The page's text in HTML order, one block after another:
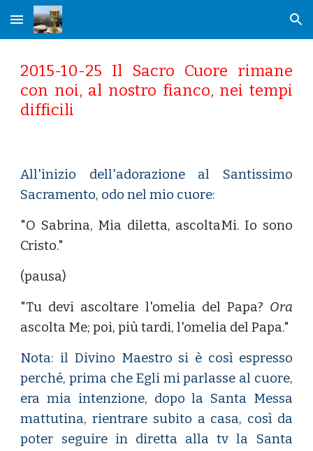
Skip to main content Skip to navigation
2015-10-25 Il Sacro Cuore rimane
con noi, al nostro fianco, nei tempi
difficili
All'inizio dell'adorazione al Santissimo
Sacramento, odo nel mio cuore:
"O Sabrina, Mia diletta, ascoltaMi. Io sono
Cristo."
(pausa)
"Tu devi ascoltare l'omelia del Papa? Ora
ascolta Me; poi, più tardi, l'omelia del Papa."
Nota: il Divino Maestro si è così espresso
perché, prima che Egli mi parlasse al cuore,
era mia intenzione, dopo la Santa Messa
mattutina, rientrare subito a casa, così da
poter seguire in diretta alla tv la Santa